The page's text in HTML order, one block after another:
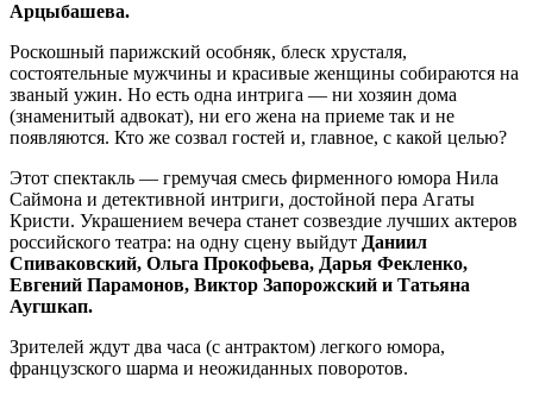
Арцыбашева.
Роскошный парижский особняк, блеск хрусталя,
состоятельные мужчины и красивые женщины собираются на
званый ужин. Но есть одна интрига — ни хозяин дома
(знаменитый адвокат), ни его жена на приеме так и не
появляются. Кто же созвал гостей и, главное, с какой целью?
Этот спектакль — гремучая смесь фирменного юмора Нила
Саймона и детективной интриги, достойной пера Агаты
Кристи. Украшением вечера станет созвездие лучших актеров
российского театра: на одну сцену выйдут Даниил
Спиваковский, Ольга Прокофьева, Дарья Фекленко,
Евгений Парамонов, Виктор Запорожский и Татьяна
Аугшкап.
Зрителей ждут два часа (с антрактом) легкого юмора,
французского шарма и неожиданных поворотов.